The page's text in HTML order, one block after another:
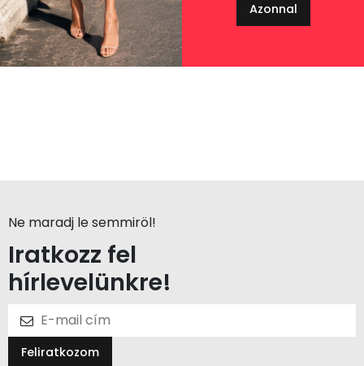
Azonnal
Ne maradj le semmiröl!
Iratkozz fel
hírlevelünkre!
Feliratkozom